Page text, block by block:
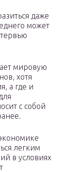
даже
может
мировую
хотя
а где и
с собой
легким
в условиях